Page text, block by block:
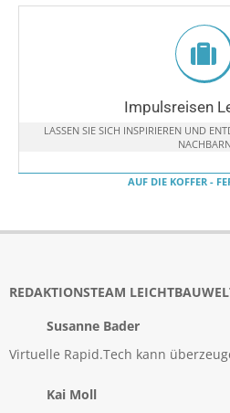
Impulsreisen
LASSEN SIE SICH INSPIRIEREN UND
AUF DIE KOFFER -
REDAKTIONSTEAM
Susanne Bader
Virtuelle Rapid.Tech kann
Kai Moll